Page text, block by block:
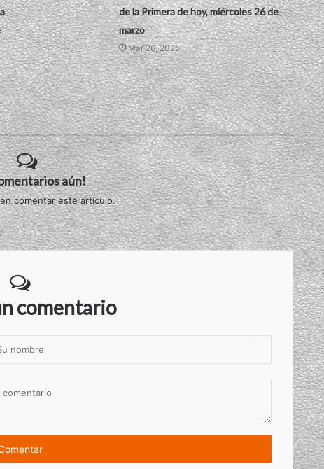
de la Primera de hoy, miércoles 26 de
marzo
Mar 26, 2025
aún!
comentar este artículo.
comentario